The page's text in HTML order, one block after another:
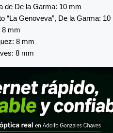
de De la Garma: 10 mm
“La Genoveva”, De la Garma:
8 mm
8 mm
8 mm